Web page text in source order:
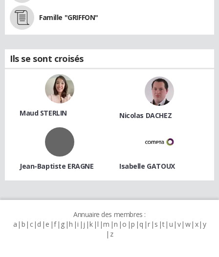
Famille "GRIFFON"
Ils se sont croisés
Maud STERLIN Nicolas DACHEZ
Jean-Baptiste ERAGNE Isabelle GATOUX
Annuaire des membres :
a b c d e f g h i j k l m n o p q r s t u v w x y
z